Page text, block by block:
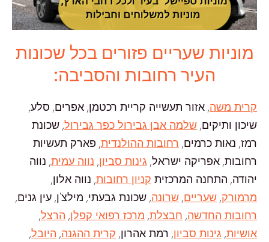
מוניות שעריים פזורים בכל שכונות
העיר רחובות והסביבה:
קרית משה, אזור תעשייה קריית רכטמן, אפרים, סלע,
שיכון ותיקים, שלמה אבן גבירול כפר גבירול, שכונת
רמז, נאות כרמים, רחובות ההולנדית, פארק תעשיות
רחובות, אפריקה ישראל, גינות סביון, נווה עמית, נווה
יהודה, התחנה המרכזית קניון רחובות, נווה אלון,
מרמורק, שעריים, שרונה, שכונת גבעתי, מילצ'ן, עין גנים,
רחובות החדשה, חבצלת, מרכז רפואי קפלן, הרצל,
אושיות, גינות סביון, רמת אהרון, קרית ההגנה, היובל,